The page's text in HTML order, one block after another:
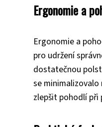
Ergonomie a
Ergonomie a
pro udržení
dostatečnou
se minimalizovalo
zlepšit pohodlí při